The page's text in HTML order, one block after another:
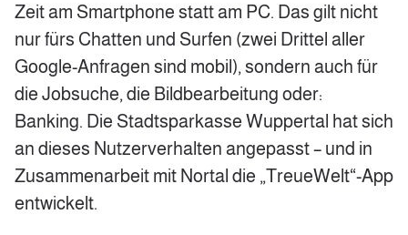
Zeit am Smartphone statt am PC. Das gilt nicht
nur fürs Chatten und Surfen (zwei Drittel aller
Google-Anfragen sind mobil), sondern auch für
die Jobsuche, die Bildbearbeitung oder:
Banking. Die Stadtsparkasse Wuppertal hat sich
an dieses Nutzerverhalten angepasst – und in
Zusammenarbeit mit Nortal die „TreueWelt“-App
entwickelt.